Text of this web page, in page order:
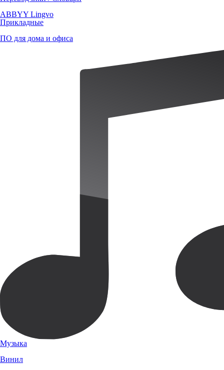
ABBYY Lingvo
Прикладные
ПО для дома и офиса
Музыка
Винил